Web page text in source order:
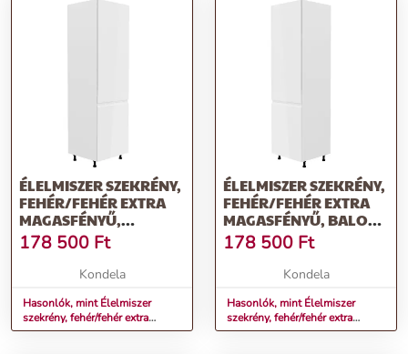
ÉLELMISZER SZEKRÉNY,
FEHÉR/FEHÉR EXTRA
MAGASFÉNYŰ,
JOBBOS, AURORA
D60R
178 500 Ft
Kondela
Hasonlók, mint Élelmiszer
szekrény, fehér/fehér extra
magasfényű, jobbos, AURORA
ÉLELMISZER SZEKRÉNY,
FEHÉR/FEHÉR EXTRA
MAGASFÉNYŰ, BALOS,
AURORA D60R
178 500 Ft
Kondela
Hasonlók, mint Élelmiszer
szekrény, fehér/fehér extra
magasfényű, balos, AURORA